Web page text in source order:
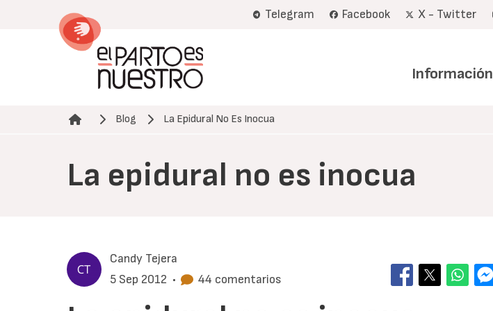
Telegram Facebook X - Twitter
Información
Ruta de navegación
Blog La Epidural No Es Inocua
La epidural no es inocua
Candy Tejera
5 Sep 2012 • 44 comentarios